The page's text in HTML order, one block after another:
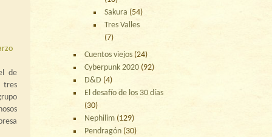
de
Sakura (54)
Tres Valles
(7)
Cuentos viejos (24)
Cyberpunk 2020 (92)
D&D (4)
El desafío de los 30 días
(30)
Nephilim (129)
Pendragón (30)